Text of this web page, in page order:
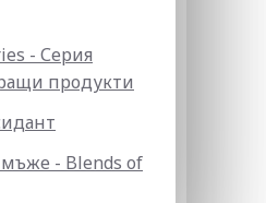
- Серия
продукти
мъже - Blends of